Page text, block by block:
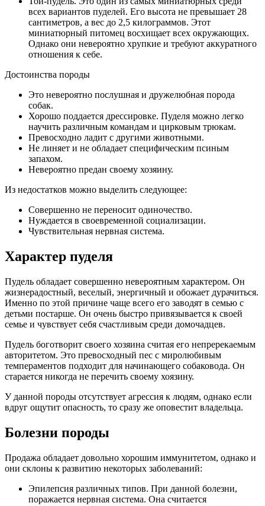
всех вариантов пуделей. Его высота не превышает 28
сантиметров, а вес до 2,5 килограммов. Этот
миниатюрный питомец восхищает всех окружающих.
Однако они невероятно хрупкие и требуют аккуратного
отношения к себе.
Достоинства породы
Это невероятно послушная и дружелюбная порода
собак.
Хорошо поддается дрессировке. Пуделя можно легко
научить различным командам и цирковым трюкам.
Превосходно ладит с другими животными.
Не линяет и не обладает специфическим псиным
запахом.
Невероятно предан своему хозяину.
Из недостатков можно выделить следующее:
Совершенно не переносит одиночество.
Нуждается в своевременной социализации.
Чувствительная нервная система.
Характер пуделя
Пудель обладает совершенно невероятным характером. Он
жизнерадостный, веселый, энергичный и обожает дурачиться.
Именно по этой причине чаще всего его заводят в семью с
детьми постарше. Он очень быстро привязывается к своей
семье и чувствует себя счастливым среди домочадцев.
Пудель боготворит своего хозяина считая его непререкаемым
авторитетом. Это превосходный пес с миролюбивым
темпераментов подходит для начинающего собаковода. Он
старается никогда не перечить своему хоязину.
У данной породы отсутствует агрессия к людям, однако если
вдруг ощутит опасность, то сразу же оповестит владельца.
Болезни породы
Продажа обладает довольно хорошим иммунитетом, однако и
они склоны к развитию некоторых заболеваний:
Эпилепсия различных типов. При данной болезни,
поражается нервная система. Она считается